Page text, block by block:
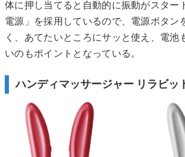
体に押し当てると自動的に振動がスター
電源」を採用しているので、電源ボタン
く、あてたいところにサッと使え、電池
いのもポイントとなっている。
ハンディマッサージャー リラビッ